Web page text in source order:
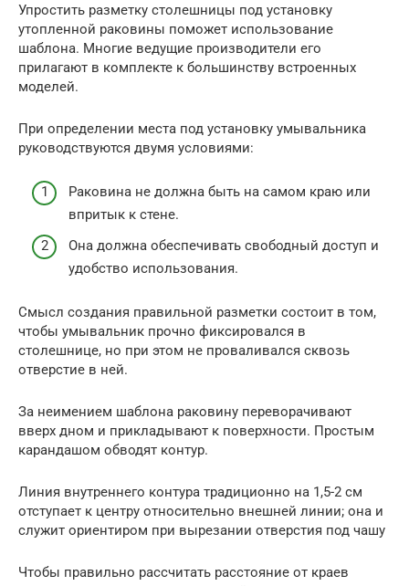
Упростить разметку столешницы под установку
утопленной раковины поможет использование
шаблона. Многие ведущие производители его
прилагают в комплекте к большинству встроенных
моделей.
При определении места под установку умывальника
руководствуются двумя условиями:
Раковина не должна быть на самом краю или
впритык к стене.
Она должна обеспечивать свободный доступ и
удобство использования.
Смысл создания правильной разметки состоит в том,
чтобы умывальник прочно фиксировался в
столешнице, но при этом не проваливался сквозь
отверстие в ней.
За неимением шаблона раковину переворачивают
вверх дном и прикладывают к поверхности. Простым
карандашом обводят контур.
Линия внутреннего контура традиционно на 1,5-2 см
отступает к центру относительно внешней линии; она и
служит ориентиром при вырезании отверстия под чашу
Чтобы правильно рассчитать расстояние от краев